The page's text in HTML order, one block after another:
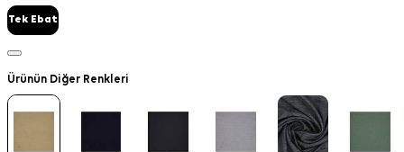
Tek Ebat
Ürünün Diğer Renkleri